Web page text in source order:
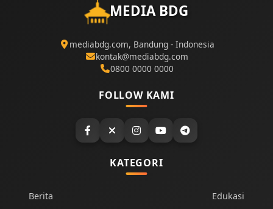
MEDIA BDG
mediabdg.com, Bandung - Indonesia
kontak@mediabdg.com
0800 0000 0000
FOLLOW KAMI
KATEGORI
Berita
Edukasi